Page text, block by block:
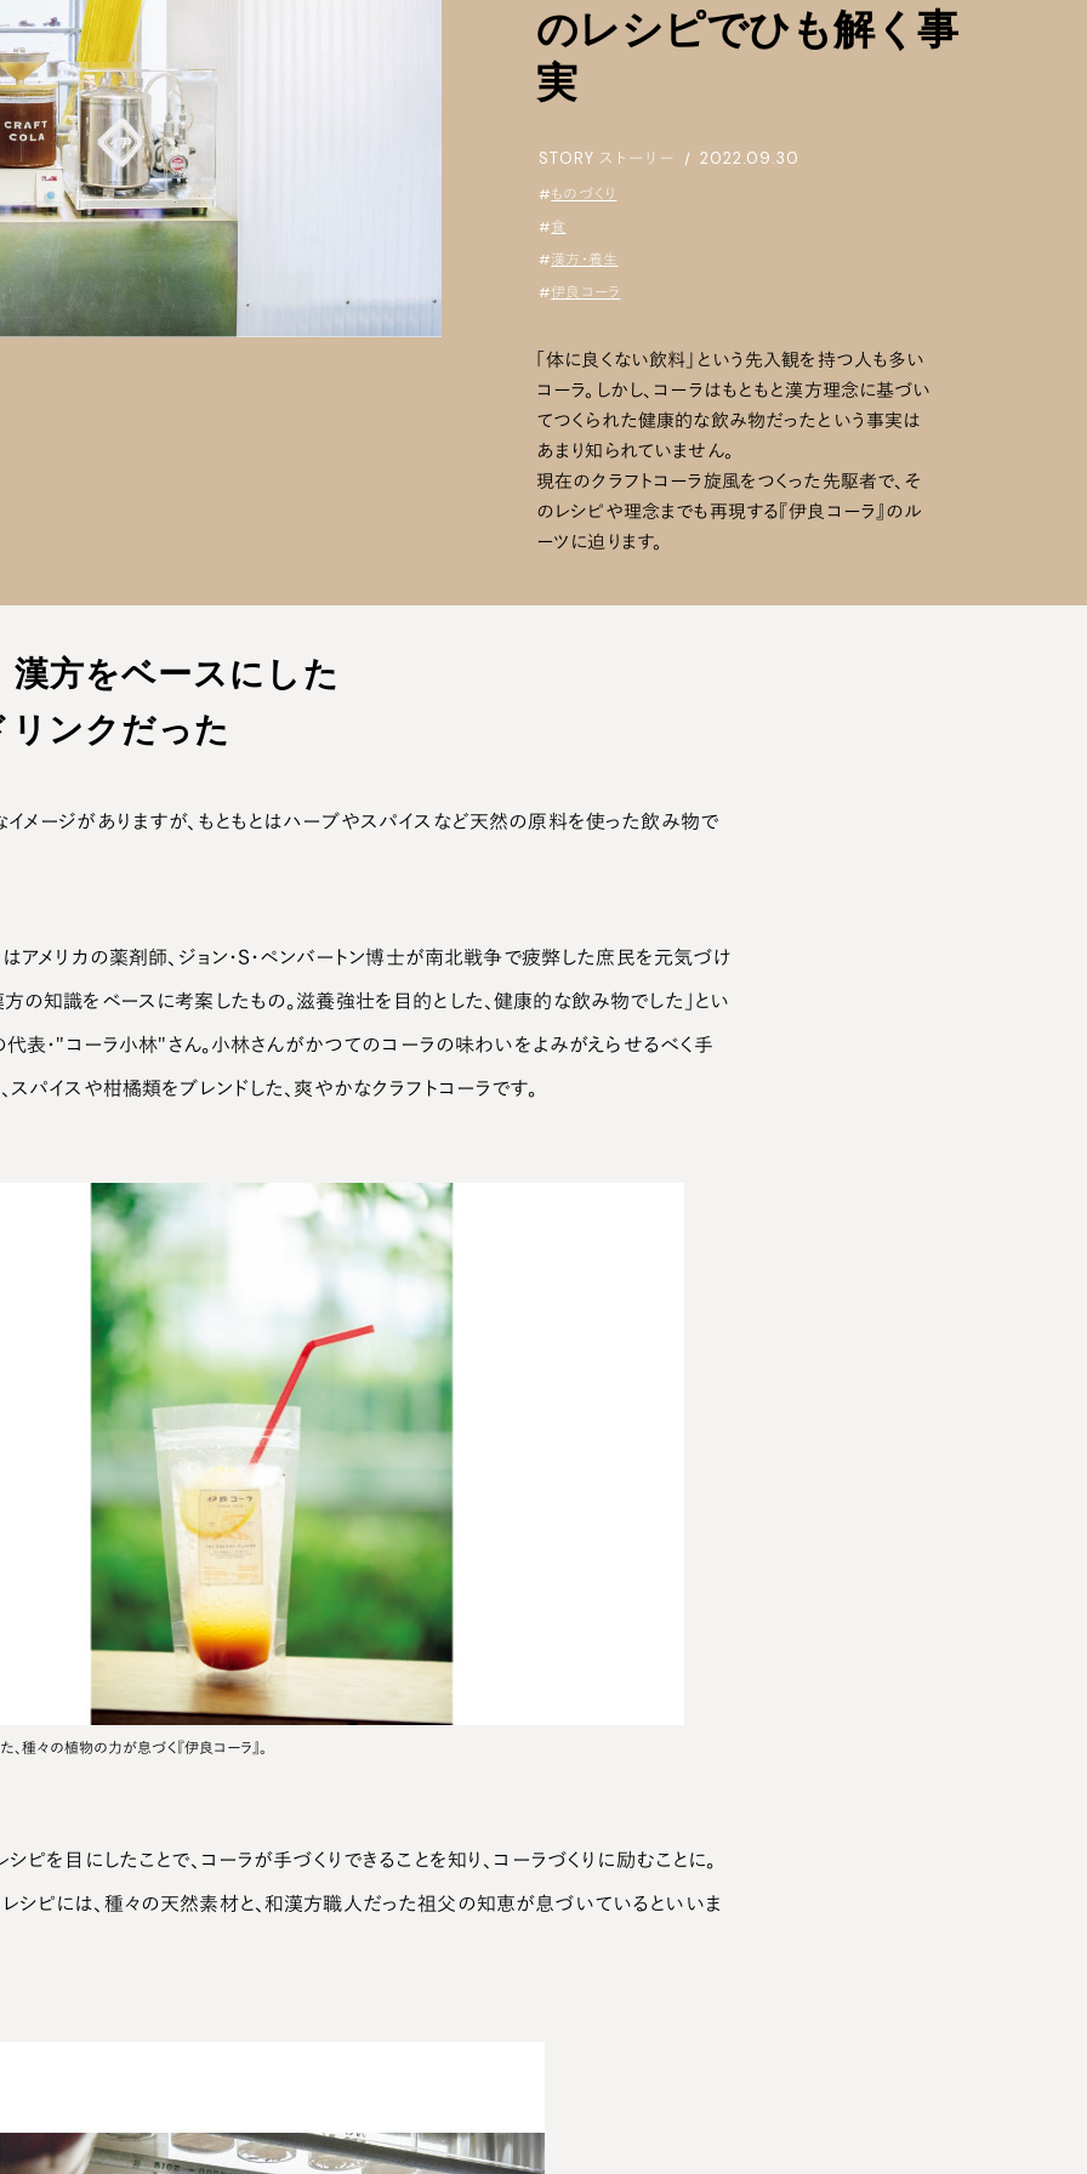
のレシピでひも解く事
実
STORY ストーリー | 2022.09.30
#ものづくり
#食
#漢方・養生
#伊良コーラ
「体に良くない飲料」という先入観を持つ人も多い
コーラ。しかし、コーラはもともと漢方理念に基づい
てつくられた健康的な飲み物だったという事実は
あまり知られていません。
現在のクラフトコーラ旋風をつくった先駆者で、そ
のレシピや理念までも再現する『伊良コーラ』のル
ーツに迫ります。
漢方をベースにした
ンクだった
イメージがありますが、もともとはハーブやスパイスなど天然の原料を使った飲み物で
ラはアメリカの薬剤師、ジョン・S・ペンバートン博士が南北戦争で疲弊した庶民を元気づけ
方の知識をベースに考案したもの。滋養強壮を目的とした、健康的な飲み物でした」とい
代表・"コーラ小林"さん。小林さんがかつてのコーラの味わいをよみがえらせるべく手
スパイスや柑橘類をブレンドした、爽やかなクラフトコーラです。
種々の植物の力が息づく『伊良コーラ』。
ピを目にしたことで、コーラが手づくりできることを知り、コーラづくりに励むことに。
シピには、種々の天然素材と、和漢方職人だった祖父の知恵が息づいているといいま